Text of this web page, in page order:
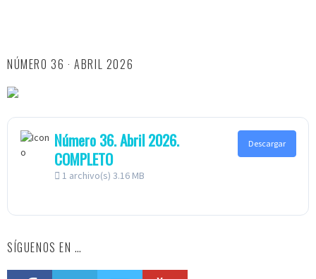
NÚMERO 36 · ABRIL 2026
Número 36. Abril 2026.
COMPLETO
1 archivo(s) 3.16 MB
Descargar
SÍGUENOS EN …